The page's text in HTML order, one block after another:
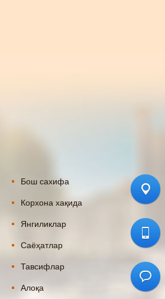
Бош сахифа
Корхона хақида
Янгиликлар
Саёҳатлар
Тавсифлар
Алоқа